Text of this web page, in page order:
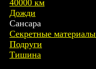
40000 км
Дожди
Сансара
Секретные
Подруги
Тишина